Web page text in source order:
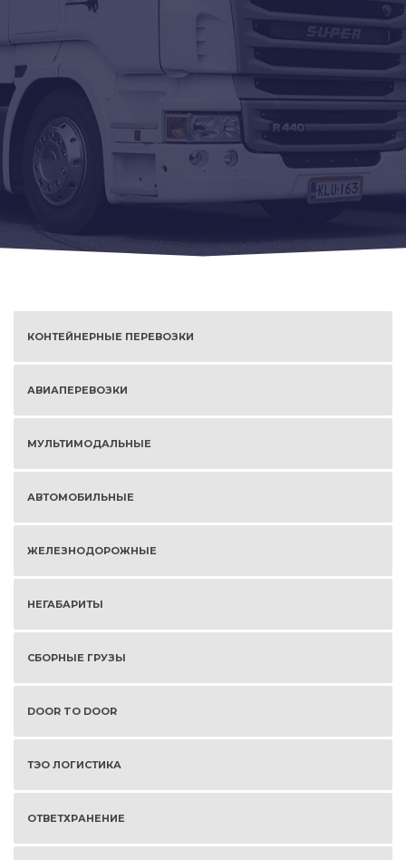
КОНТЕЙНЕРНЫЕ ПЕРЕВОЗКИ
АВИАПЕРЕВОЗКИ
МУЛЬТИМОДАЛЬНЫЕ
АВТОМОБИЛЬНЫЕ
ЖЕЛЕЗНОДОРОЖНЫЕ
НЕГАБАРИТЫ
СБОРНЫЕ ГРУЗЫ
DOOR TO DOOR
ТЭО ЛОГИСТИКА
ОТВЕТХРАНЕНИЕ